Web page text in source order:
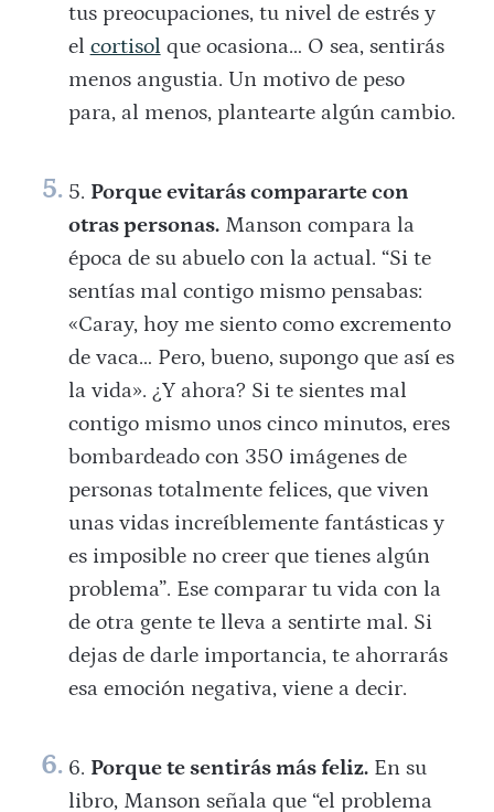
tus preocupaciones, tu nivel de estrés y
el cortisol que ocasiona… O sea, sentirás
menos angustia. Un motivo de peso
para, al menos, plantearte algún cambio.
Porque evitarás compararte con
otras personas.Manson compara la
época de su abuelo con la actual. “Si te
sentías mal contigo mismo pensabas:
«Caray, hoy me siento como excremento
de vaca… Pero, bueno, supongo que así es
la vida». ¿Y ahora? Si te sientes mal
contigo mismo unos cinco minutos, eres
bombardeado con 350 imágenes de
personas totalmente felices, que viven
unas vidas increíblemente fantásticas y
es imposible no creer que tienes algún
problema”. Ese comparar tu vida con la
de otra gente te lleva a sentirte mal. Si
dejas de darle importancia, te ahorrarás
esa emoción negativa, viene a decir.
Porque te sentirás más feliz.En su
libro, Manson señala que “el problema